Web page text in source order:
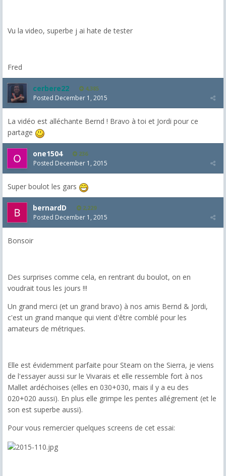
Vu la video, superbe j ai hate de tester
Fred
cerbere22 4,385
Posted December 1, 2015
La vidéo est alléchante Bernd ! Bravo à toi et Jordi pour ce
partage
one1504 236
Posted December 1, 2015
Super boulot les gars
bernardD 2,229
Posted December 1, 2015
Bonsoir
Des surprises comme cela, en rentrant du boulot, on en
voudrait tous les jours !!!
Un grand merci (et un grand bravo) à nos amis Bernd & Jordi,
c'est un grand manque qui vient d'être comblé pour les
amateurs de métriques.
Elle est évidemment parfaite pour Steam on the Sierra, je viens
de l'essayer aussi sur le Vivarais et elle ressemble fort à nos
Mallet ardéchoises (elles en 030+030, mais il y a eu des
020+020 aussi). En plus elle grimpe les pentes allégrement (et le
son est superbe aussi).
Pour vous remercier quelques screens de cet essai: